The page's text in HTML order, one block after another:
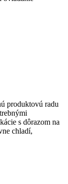
produktovú radu
s dôrazom na
chladí,